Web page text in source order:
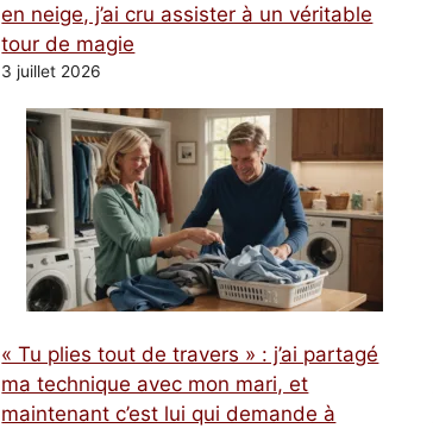
en neige, j’ai cru assister à un véritable
tour de magie
3 juillet 2026
« Tu plies tout de travers » : j’ai partagé
ma technique avec mon mari, et
maintenant c’est lui qui demande à